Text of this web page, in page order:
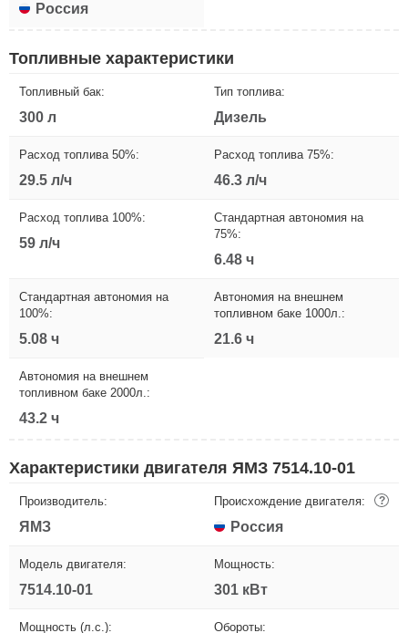
Россия
Топливные характеристики
Топливный бак:
300 л
Тип топлива:
Дизель
Расход топлива 50%:
29.5 л/ч
Расход топлива 75%:
46.3 л/ч
Расход топлива 100%:
59 л/ч
Стандартная автономия на
75%:
6.48 ч
Стандартная автономия на
100%:
5.08 ч
Автономия на внешнем
топливном баке 1000л.:
21.6 ч
Автономия на внешнем
топливном баке 2000л.:
43.2 ч
Характеристики двигателя ЯМЗ 7514.10-01
Производитель:
ЯМЗ
Происхождение двигателя: ?
Россия
Модель двигателя:
7514.10-01
Мощность:
301 кВт
Мощность (л.с.): Обороты: